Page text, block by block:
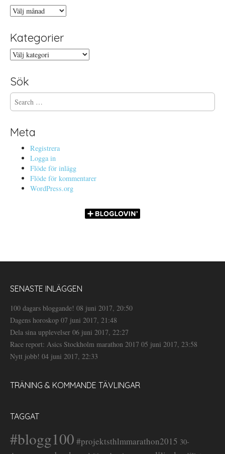
Arkiv
Kategorier
Kategorier
Sök
S
e
r
cMeta
Registrera
Logga in
Flöde för inlägg
Flöde för kommentarer
WordPress.org
SENASTE INLÄGGEN
100 dagars bloggande! 08 juni 2017, 20:50
Dagens horoskop 07 juni 2017, 21:48
Dela sina upplevelser 06 juni 2017, 22:27
Race report: Asics Stockholm marathon 2017 05 juni 2017, 23:58
Nytt jobb! 04 juni 2017, 22:33
TRÄNING & KOMMANDE TÄVLINGAR
TAGGAT
#blogg100 #projektsthlmmarathon2015 30-